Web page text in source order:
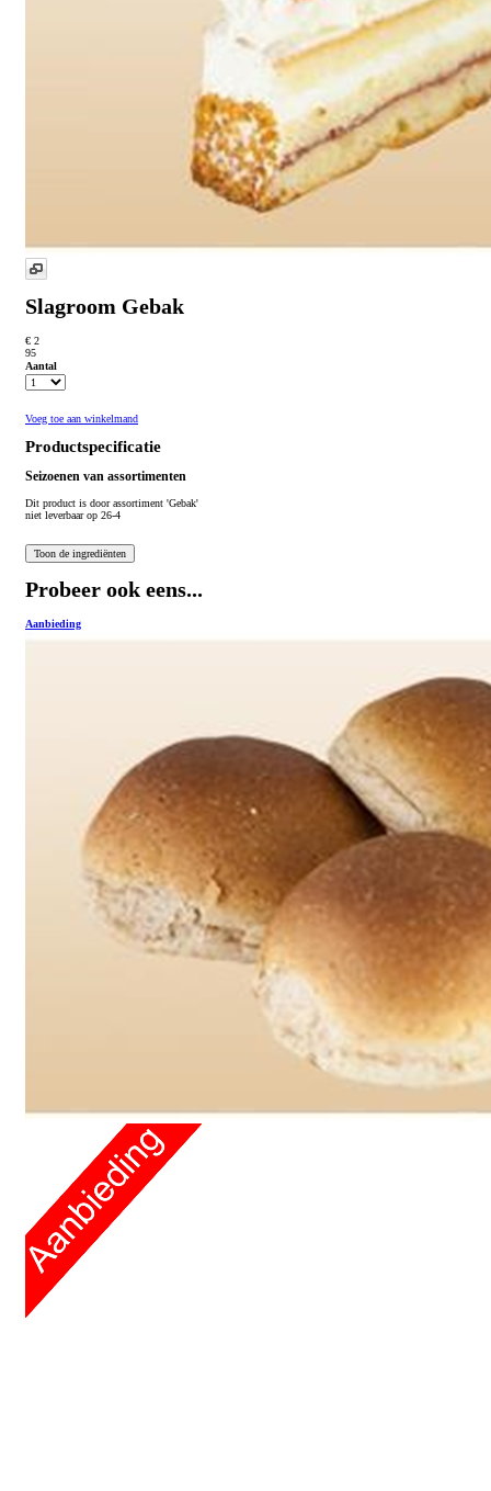
Slagroom Gebak
€ 2
95
Aantal
Voeg toe aan winkelmand
Productspecificatie
Seizoenen van assortimenten
Dit product is door assortiment 'Gebak'
niet leverbaar op 26-4
Probeer ook eens...
Aanbieding